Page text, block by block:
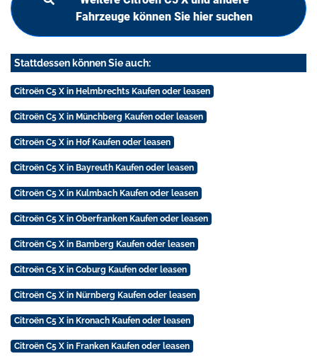
Fahrzeuge können Sie hier suchen
Stattdessen können Sie auch:
Citroën C5 X in Helmbrechts Kaufen oder leasen
Citroën C5 X in Münchberg Kaufen oder leasen
Citroën C5 X in Hof Kaufen oder leasen
Citroën C5 X in Bayreuth Kaufen oder leasen
Citroën C5 X in Kulmbach Kaufen oder leasen
Citroën C5 X in Oberfranken Kaufen oder leasen
Citroën C5 X in Bamberg Kaufen oder leasen
Citroën C5 X in Coburg Kaufen oder leasen
Citroën C5 X in Nürnberg Kaufen oder leasen
Citroën C5 X in Kronach Kaufen oder leasen
Citroën C5 X in Franken Kaufen oder leasen